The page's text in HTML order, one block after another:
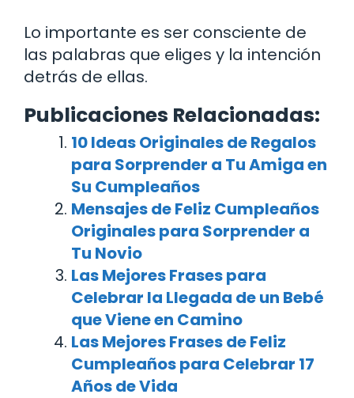
Lo importante es ser consciente de
las palabras que eliges y la intención
detrás de ellas.
Publicaciones Relacionadas:
10 Ideas Originales de Regalos
para Sorprender a Tu Amiga en
Su Cumpleaños
Mensajes de Feliz Cumpleaños
Originales para Sorprender a
Tu Novio
Las Mejores Frases para
Celebrar la Llegada de un Bebé
que Viene en Camino
Las Mejores Frases de Feliz
Cumpleaños para Celebrar 17
Años de Vida